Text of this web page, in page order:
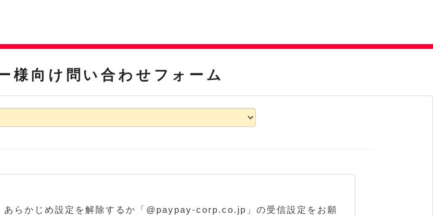
様向け問い合わせフォーム
らかじめ設定を解除するか「@paypay-corp.co.jp」の受信設定をお願